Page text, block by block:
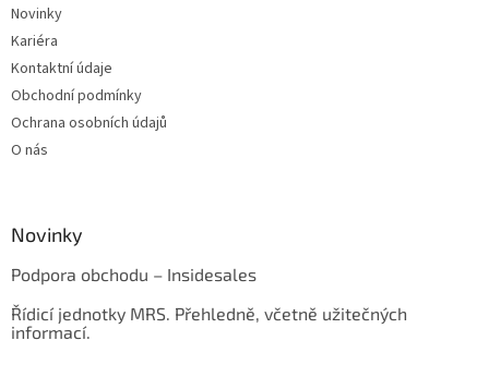
Novinky
Kariéra
Kontaktní údaje
Obchodní podmínky
Ochrana osobních údajů
O nás
Novinky
Podpora obchodu – Insidesales
Řídicí jednotky MRS. Přehledně, včetně užitečných
informací.